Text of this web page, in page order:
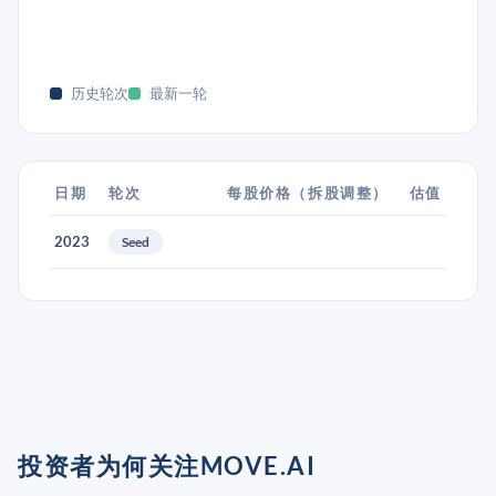
历史轮次 最新一轮
日期 轮次 每股价格（拆股调整） 估值
2023 Seed
投资者为何关注MOVE.AI